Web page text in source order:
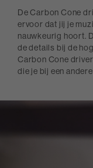
De Carbon Cone
ervoor dat jij je
nauwkeurig hoort.
de details bij de
Carbon Cone
die je bij een